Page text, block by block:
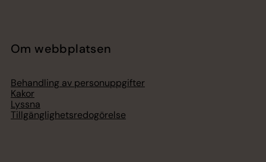
Om webbplatsen
Behandling av personuppgifter
Kakor
Lyssna
Tillgänglighetsredogörelse